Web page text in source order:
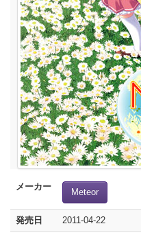
メーカー
Meteor
発売日 2011-04-22